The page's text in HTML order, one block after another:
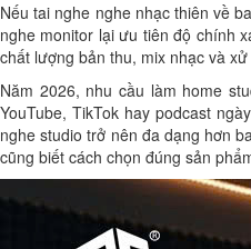
Nếu tai nghe nghe nhạc thiên về
nghe monitor lại ưu tiên độ chính
chất lượng bản thu, mix nhạc và
Năm 2026, nhu cầu làm home
YouTube, TikTok hay podcast
nghe studio trở nên đa dạng hơn
cũng biết cách chọn đúng sản